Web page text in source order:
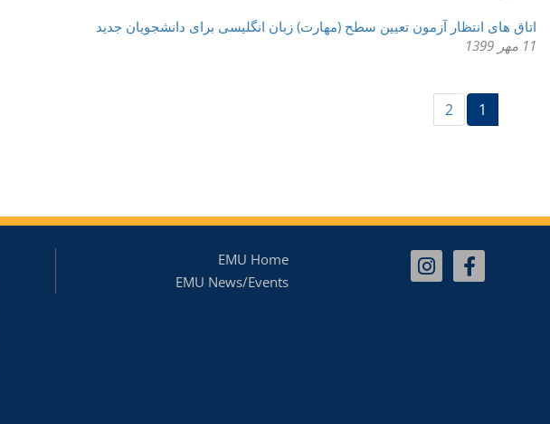
اتاق های انتظار آزمون تعیین سطح (مهارت) زبان انگلیسی برای دانشجویان جدید
11 مهر 1399
1
2
EMU Home
EMU News/Events